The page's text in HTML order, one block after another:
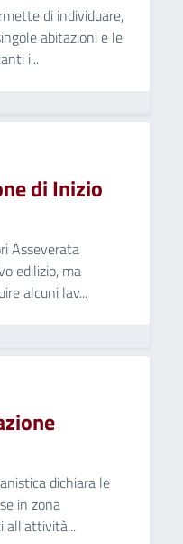
di individuare,
abitazioni e le
i...
di Inizio
Asseverata
edilizio, ma
alcuni lav...
dichiara le
in zona
all'attività...